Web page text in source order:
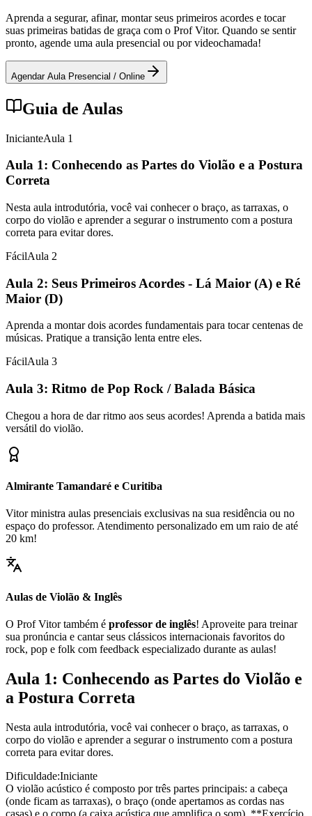
Aprenda a segurar, afinar, montar seus primeiros acordes e tocar
suas primeiras batidas de graça com o Prof Vitor. Quando se sentir
pronto, agende uma aula presencial ou por videochamada!
Agendar Aula Presencial / Online
Guia de Aulas
InicianteAula 1
Aula 1: Conhecendo as Partes do Violão e a Postura
Correta
Nesta aula introdutória, você vai conhecer o braço, as tarraxas, o
corpo do violão e aprender a segurar o instrumento com a postura
correta para evitar dores.
FácilAula 2
Aula 2: Seus Primeiros Acordes - Lá Maior (A) e Ré
Maior (D)
Aprenda a montar dois acordes fundamentais para tocar centenas de
músicas. Pratique a transição lenta entre eles.
FácilAula 3
Aula 3: Ritmo de Pop Rock / Balada Básica
Chegou a hora de dar ritmo aos seus acordes! Aprenda a batida mais
versátil do violão.
Almirante Tamandaré e Curitiba
Vitor ministra aulas presenciais exclusivas na sua residência ou no
espaço do professor. Atendimento personalizado em um raio de até
20 km!
Aulas de Violão & Inglês
O Prof Vitor também é professor de inglês! Aproveite para treinar
sua pronúncia e cantar seus clássicos internacionais favoritos do
rock, pop e folk com feedback especializado durante as aulas!
Aula 1: Conhecendo as Partes do Violão e
a Postura Correta
Nesta aula introdutória, você vai conhecer o braço, as tarraxas, o
corpo do violão e aprender a segurar o instrumento com a postura
correta para evitar dores.
Dificuldade:Iniciante
O violão acústico é composto por três partes principais: a cabeça
(onde ficam as tarraxas), o braço (onde apertamos as cordas nas
casas) e o corpo (a caixa acústica que amplifica o som). **Exercício